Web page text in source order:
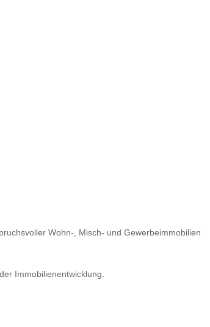
Wohn-, Misch- und Gewerbeimmobilien
Immobilienentwicklung.